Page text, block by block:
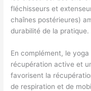
fléchisseurs et
chaînes postérieures)
durabilité de la pratique.
En complément, le
récupération active et
favorisent la
de respiration et de